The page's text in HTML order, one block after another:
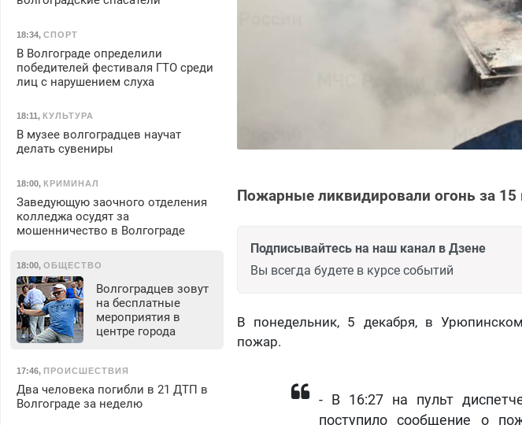
Пожарные ликвидировали огонь за 15
Подписывайтесь на наш канал в Дзене
Вы всегда будете в курсе событий
В понедельник, 5 декабря, в
пожар.
- В 16:27 на пульт
поступило сообщение о
18:34, СПОРТ
В Волгограде определили
победителей фестиваля ГТО среди
лиц с нарушением слуха
18:11 , КУЛЬТУРА
В музее волгоградцев научат
делать сувениры
18:00, КРИМИНАЛ
Заведующую заочного отделения
колледжа осудят за
мошенничество в Волгограде
18:00, ОБЩЕСТВО
Волгоградцев зовут
на бесплатные
мероприятия в
центре города
17:46, ПРОИСШЕСТВИЯ
Два человека погибли в 21 ДТП в
Волгограде за неделю